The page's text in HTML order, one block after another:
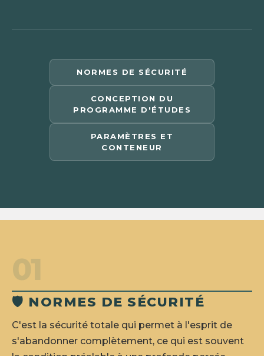
NORMES DE SÉCURITÉ
CONCEPTION DU
PROGRAMME D'ÉTUDES
PARAMÈTRES ET
CONTENEUR
01
🛡️ NORMES DE SÉCURITÉ
C'est la sécurité totale qui permet à l'esprit de
s'abandonner complètement, ce qui est souvent